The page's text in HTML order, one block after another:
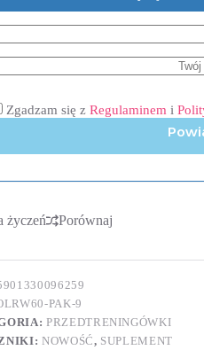
Zgadzam się z Regulaminem i
życzeń Porównaj
PAK-9
PRZEDTRENINGÓWKI
NOWOŚĆ, SUPLEMENT